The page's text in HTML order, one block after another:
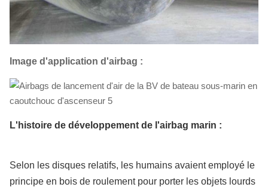
Image d'application d'airbag :
L'histoire de développement de l'airbag marin :
Selon les disques relatifs, les humains avaient employé le
principe en bois de roulement pour porter les objets lourds